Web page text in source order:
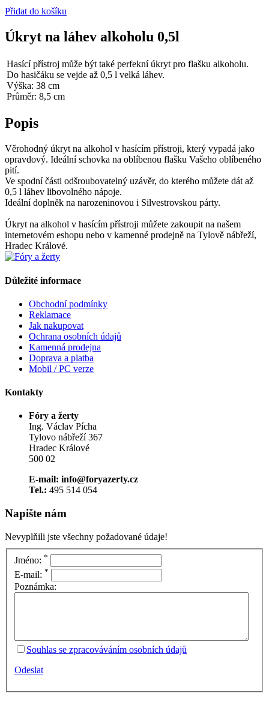
Přidat do košíku
Úkryt na láhev alkoholu 0,5l
Hasící přístroj může být také perfekní úkryt pro flašku alkoholu.
Do hasičáku se vejde až 0,5 l velká láhev.
Výška: 38 cm
Průměr: 8,5 cm
Popis
Věrohodný úkryt na alkohol v hasícím přístroji, který vypadá jako
opravdový. Ideální schovka na oblíbenou flašku Vašeho oblíbeného
pití.
Ve spodní části odšroubovatelný uzávěr, do kterého můžete dát až
0,5 l láhev libovolného nápoje.
Ideální doplněk na narozeninovou i Silvestrovskou párty.
Úkryt na alkohol v hasícím přístroji můžete zakoupit na našem
internetovém eshopu nebo v kamenné prodejně na Tylově nábřeží,
Hradec Králové.
Důležité informace
Obchodní podmínky
Reklamace
Jak nakupovat
Ochrana osobních údajů
Kamenná prodejna
Doprava a platba
Mobil / PC verze
Kontakty
Fóry a žerty
Ing. Václav Pícha
Tylovo nábřeží 367
Hradec Králové
500 02
E-mail: info@foryazerty.cz
Tel.: 495 514 054
Napište nám
Nevyplňili jste všechny požadované údaje!
Jméno: *
E-mail: *
Poznámka:
Souhlas se zpracováváním osobních údajů
Odeslat